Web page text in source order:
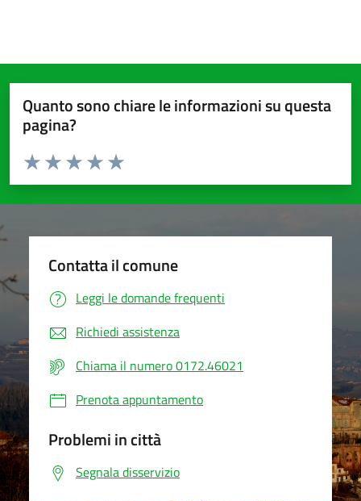
Quanto sono chiare le informazioni su questa
pagina?
Valuta da 1 a 5 stelle la pagina
Valuta 5 stelle su 5
Valuta 4 stelle su 5
Valuta 3 stelle su 5
Valuta 2 stelle su 5
Valuta 1 stelle su 5
Contatta il comune
Leggi le domande frequenti
Richiedi assistenza
Chiama il numero 0172.46021
Prenota appuntamento
Problemi in città
Segnala disservizio